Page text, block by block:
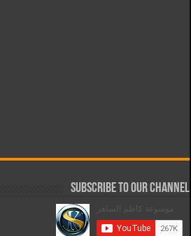
Subscribe to our Channel